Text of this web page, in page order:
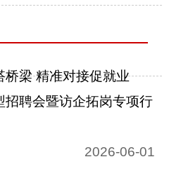
桥梁 精准对接促就业
聘会暨访企拓岗专项行
2026-06-01